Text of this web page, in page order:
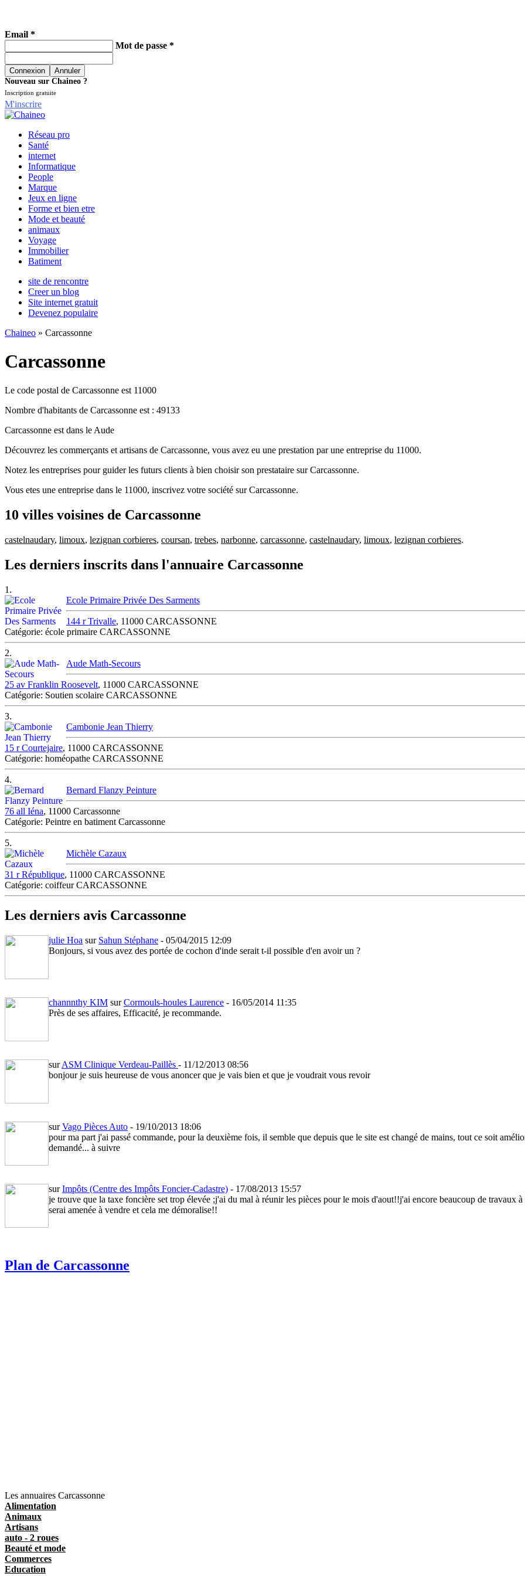
Email *
Mot de passe *
Nouveau sur Chaineo ?
Inscription gratuite
M'inscrire
Réseau pro
Santé
internet
Informatique
People
Marque
Jeux en ligne
Forme et bien etre
Mode et beauté
animaux
Voyage
Immobilier
Batiment
site de rencontre
Creer un blog
Site internet gratuit
Devenez populaire
Chaineo » Carcassonne
Carcassonne
Le code postal de Carcassonne est 11000
Nombre d'habitants de Carcassonne est : 49133
Carcassonne est dans le Aude
Découvrez les commerçants et artisans de Carcassonne, vous avez eu une prestation par une entreprise du 11000.
Notez les entreprises pour guider les futurs clients à bien choisir son prestataire sur Carcassonne.
Vous etes une entreprise dans le 11000, inscrivez votre société sur Carcassonne.
10 villes voisines de Carcassonne
castelnaudary, limoux, lezignan corbieres, coursan, trebes, narbonne, carcassonne, castelnaudary, limoux, lezignan corbieres.
Les derniers inscrits dans l'annuaire Carcassonne
1.
Ecole Primaire Privée Des Sarments
144 r Trivalle, 11000 CARCASSONNE
Catégorie: école primaire CARCASSONNE
2.
Aude Math-Secours
25 av Franklin Roosevelt, 11000 CARCASSONNE
Catégorie: Soutien scolaire CARCASSONNE
3.
Cambonie Jean Thierry
15 r Courtejaire, 11000 CARCASSONNE
Catégorie: homéopathe CARCASSONNE
4.
Bernard Flanzy Peinture
76 all Iéna, 11000 Carcassonne
Catégorie: Peintre en batiment Carcassonne
5.
Michèle Cazaux
31 r République, 11000 CARCASSONNE
Catégorie: coiffeur CARCASSONNE
Les derniers avis Carcassonne
julie Hoa sur Sahun Stéphane - 05/04/2015 12:09
Bonjours, si vous avez des portée de cochon d'inde serait t-il possible d'en avoir un ?
channnthy KIM surCormouls-houles Laurence - 16/05/2014 11:35
Près de ses affaires, Efficacité, je recommande.
surASM Clinique Verdeau-Paillès - 11/12/2013 08:56
bonjour je suis heureuse de vous anoncer que je vais bien et que je voudrait vous revoir
surVago Pièces Auto - 19/10/2013 18:06
pour ma part j'ai passé commande, pour la deuxième fois, il semble que depuis que le site est changé de mains, tout ce soit
demandé... à suivre
surImpôts (Centre des Impôts Foncier-Cadastre) - 17/08/2013 15:57
je trouve que la taxe foncière set trop élevée ;j'ai du mal à réunir les pièces pour le mois d'aout!!j'ai encore beaucoup de travaux
serai amenée à vendre et cela me démoralise!!
Plan de Carcassonne
Les annuaires Carcassonne
Alimentation
Animaux
Artisans
auto - 2 roues
Beauté et mode
Commerces
Education